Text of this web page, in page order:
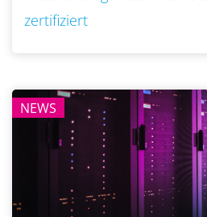
zertifiziert
NEWS